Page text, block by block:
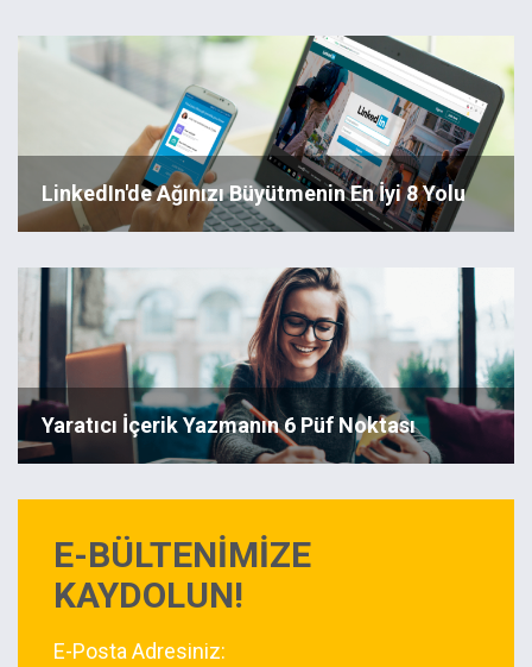
LinkedIn'de Ağınızı Büyütmenin En İyi 8 Yolu
Yaratıcı İçerik Yazmanın 6 Püf Noktası
E-BÜLTENİMİZE
KAYDOLUN!
E-Posta Adresiniz: